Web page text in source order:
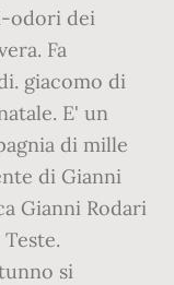
odori dei
Fa
giacomo di
E' un
di mille
di Gianni
Gianni Rodari
si